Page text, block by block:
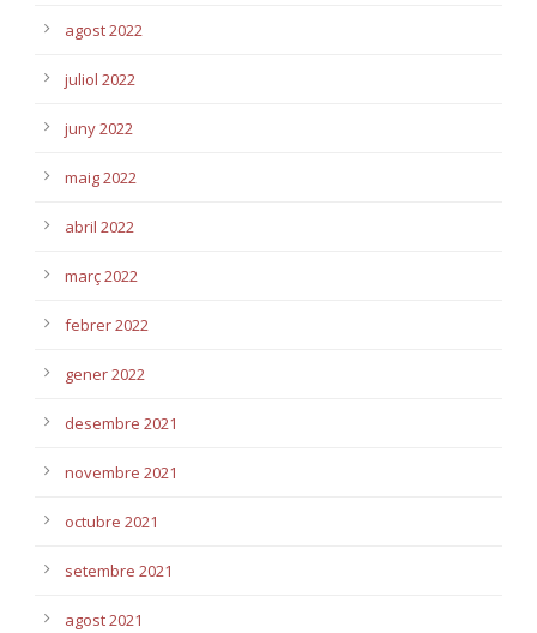
agost 2022
juliol 2022
juny 2022
maig 2022
abril 2022
març 2022
febrer 2022
gener 2022
desembre 2021
novembre 2021
octubre 2021
setembre 2021
agost 2021